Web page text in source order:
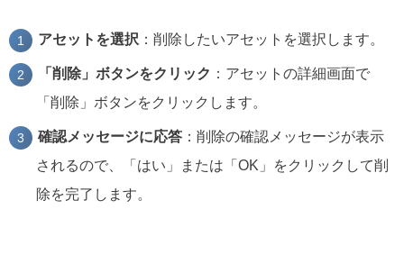
アセットを選択 ：削除したいアセットを選択します。
「削除」ボタンをクリック ：アセットの詳細画面で
「削除」ボタンをクリックします。
確認メッセージに応答 ：削除の確認メッセージが表示
されるので、「はい」または「OK」をクリックして削
除を完了します。